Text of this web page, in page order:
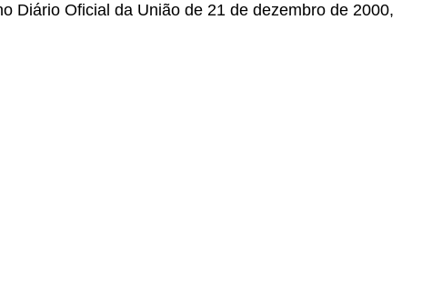
Diário Oficial da União de 21 de dezembro de 2000,